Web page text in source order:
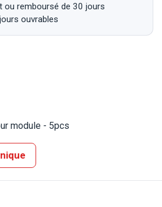
ou remboursé de 30 jours
ouvrables
module - 5pcs